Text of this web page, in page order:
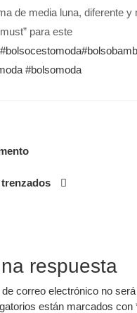
de media luna, diferente y
para este
#bolsocestomoda#
#bolsomoda
respuesta
correo electrónico no
están marcados con